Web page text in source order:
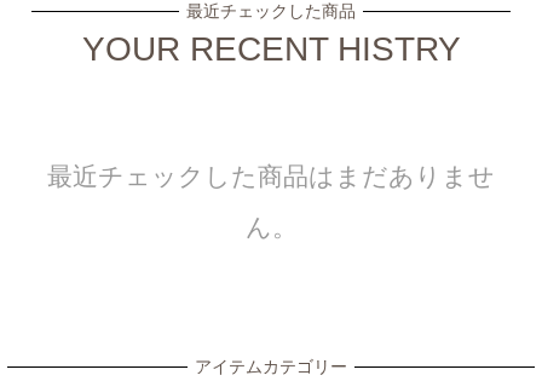
最近チェックした商品
YOUR RECENT HISTRY
最近チェックした商品はまだありませ
ん。
アイテムカテゴリー